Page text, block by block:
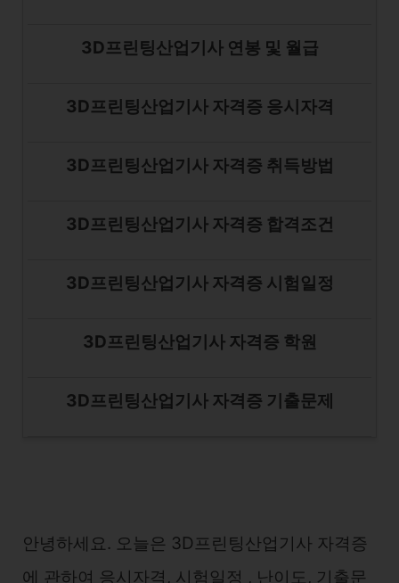
3D프린팅산업기사 연봉 및 월급
3D프린팅산업기사 자격증 응시자격
3D프린팅산업기사 자격증 취득방법
3D프린팅산업기사 자격증 합격조건
3D프린팅산업기사 자격증 시험일정
3D프린팅산업기사 자격증 학원
3D프린팅산업기사 자격증 기출문제
안녕하세요. 오늘은 3D프린팅산업기사 자격증
에 관하여 응시자격, 시험일정 , 난이도, 기출문